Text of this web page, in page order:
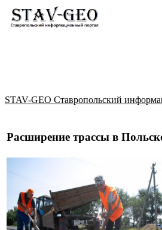
STAV-GEO Ставропольский
Расширение трассы в